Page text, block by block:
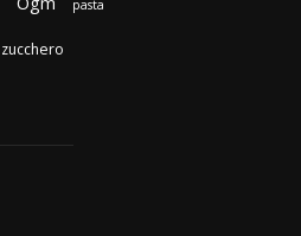
pasta
zucchero